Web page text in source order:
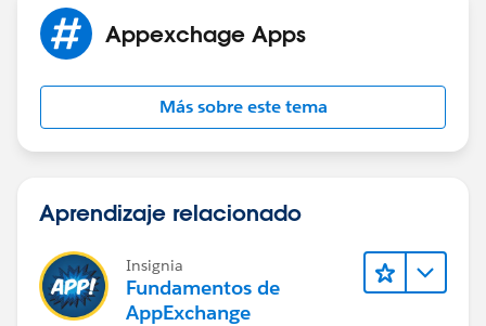
Appexchage Apps
Más sobre este tema
Aprendizaje relacionado
Insignia
Fundamentos de
AppExchange